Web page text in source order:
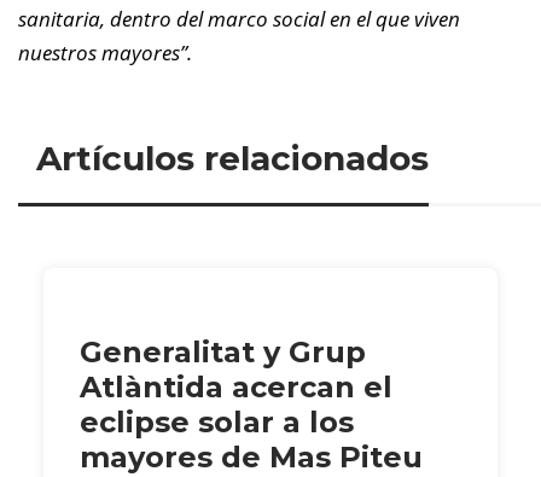
sanitaria, dentro del marco social en el que viven
nuestros mayores”.
Artículos relacionados
Generalitat y Grup
Atlàntida acercan el
eclipse solar a los
mayores de Mas Piteu